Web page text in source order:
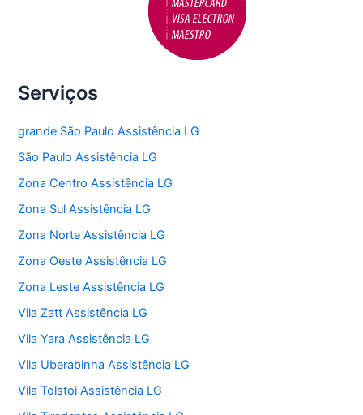
Serviços
grande São Paulo Assistência LG
São Paulo Assistência LG
Zona Centro Assistência LG
Zona Sul Assistência LG
Zona Norte Assistência LG
Zona Oeste Assistência LG
Zona Leste Assistência LG
Vila Zatt Assistência LG
Vila Yara Assistência LG
Vila Uberabinha Assistência LG
Vila Tolstoi Assistência LG